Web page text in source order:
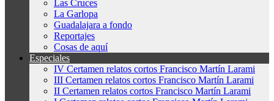
Las Cruces
La Garlopa
Guadalajara a fondo
Reportajes
Cosas de aquí
Especiales
IV Certamen relatos cortos Francisco Martín Larami
III Certamen relatos cortos Francisco Martín Larami
II Certamen relatos cortos Francisco Martín Larami